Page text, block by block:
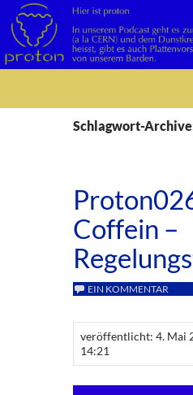
Schlagwort-
Coffein –
EIN KOMMENTAR
veröffentlicht: 4. Mai
14:21